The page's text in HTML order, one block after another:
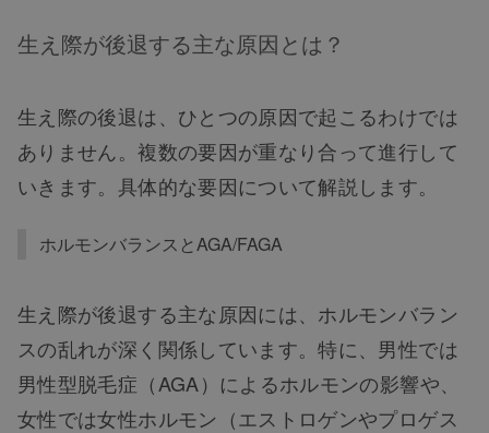
生え際が後退する主な原因とは？
生え際の後退は、ひとつの原因で起こるわけでは
ありません。複数の要因が重なり合って進行して
いきます。具体的な要因について解説します。
ホルモンバランスとAGA/FAGA
生え際が後退する主な原因には、ホルモンバラン
スの乱れが深く関係しています。特に、男性では
男性型脱毛症（AGA）によるホルモンの影響や、
女性では女性ホルモン（エストロゲンやプロゲス